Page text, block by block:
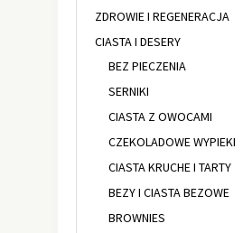
ZDROWIE I REGENERACJA
CIASTA I DESERY
BEZ PIECZENIA
SERNIKI
CIASTA Z OWOCAMI
CZEKOLADOWE WYPIEKI
CIASTA KRUCHE I TARTY
BEZY I CIASTA BEZOWE
BROWNIES